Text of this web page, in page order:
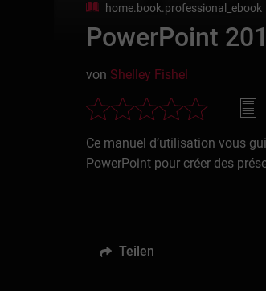
home.book.professional_ebook
PowerPoint
von Shelley Fishel
Ce manuel d’utilisation vous
PowerPoint pour créer des
Teilen